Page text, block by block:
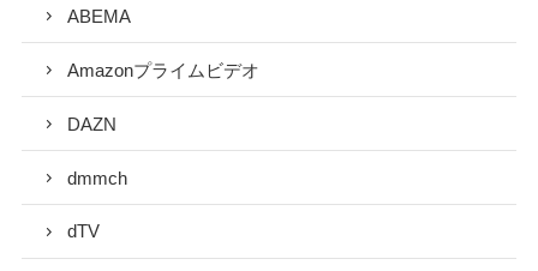
ABEMA
Amazonプライムビデオ
DAZN
dmmch
dTV